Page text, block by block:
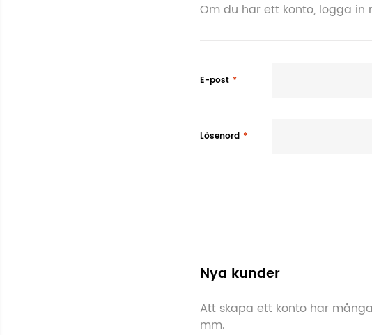
Om du har ett konto, logga in
E-post
Lösenord
Nya kunder
Att skapa ett konto har
mm.